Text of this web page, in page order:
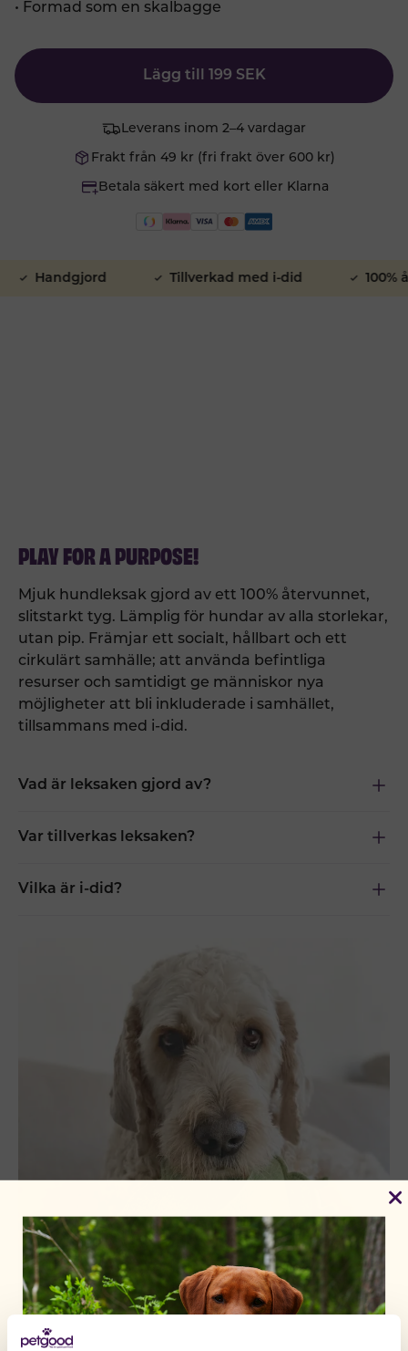
• Formad som en skalbagge
Lägg till 199 SEK
Leverans inom 2–4 vardagar
Frakt från 49 kr (fri frakt över 600 kr)
Betala säkert med kort eller Klarna
Handgjord Tillverkad med i-did 100%
PLAY FOR A PURPOSE!
Mjuk hundleksak gjord av ett 100% återvunnet,
slitstarkt tyg. Lämplig för hundar av alla storlekar,
utan pip. Främjar ett socialt, hållbart och ett
cirkulärt samhälle; att använda befintliga
resurser och samtidigt ge människor nya
möjligheter att bli inkluderade i samhället,
tillsammans med i-did.
Vad är leksaken gjord av?
Var tillverkas leksaken?
Vilka är i-did?